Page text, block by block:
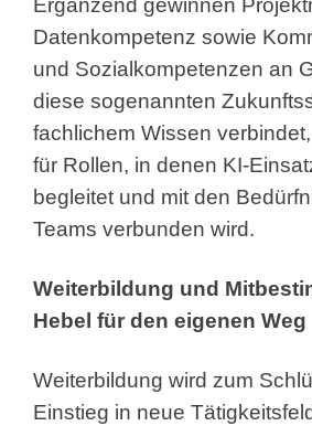
Ergänzend gewinnen
Datenkompetenz sowie
und Sozialkompetenzen an
diese sogenannten
fachlichem Wissen
für Rollen, in denen KI-
begleitet und mit den
Teams verbunden wird.
Weiterbildung und
Hebel für den eigenen Weg
Weiterbildung wird zum
Einstieg in neue